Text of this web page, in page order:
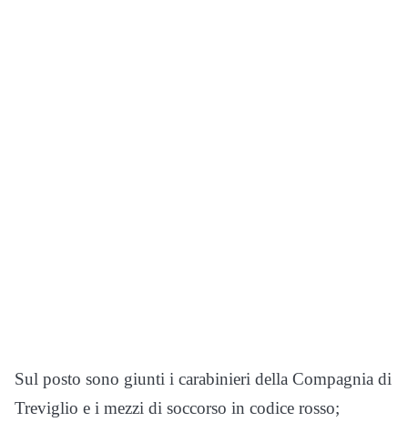
Sul posto sono giunti i carabinieri della Compagnia di
Treviglio e i mezzi di soccorso in codice rosso;